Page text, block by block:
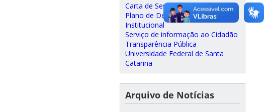
Carta de Serviços ao Cidadão
Plano de Desenvolvimento
Institucional
Serviço de informação ao Cidadão
Transparência Pública
Universidade Federal de Santa
Catarina
Arquivo de Notícias